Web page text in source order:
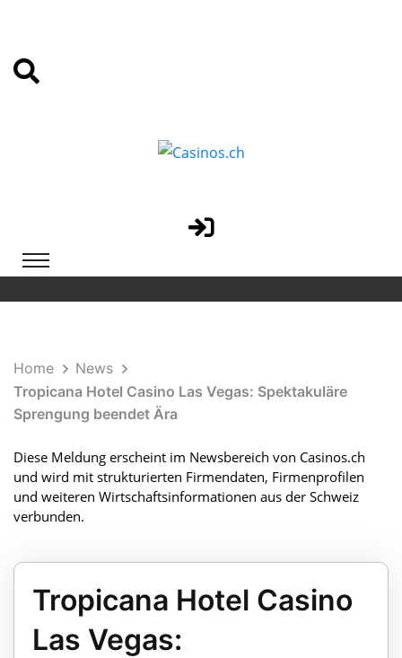
Home
News
Tropicana Hotel Casino Las Vegas: Spektakuläre
Sprengung beendet Ära
Diese Meldung erscheint im Newsbereich von Casinos.ch
und wird mit strukturierten Firmendaten, Firmenprofilen
und weiteren Wirtschaftsinformationen aus der Schweiz
verbunden.
Tropicana Hotel Casino
Las Vegas: